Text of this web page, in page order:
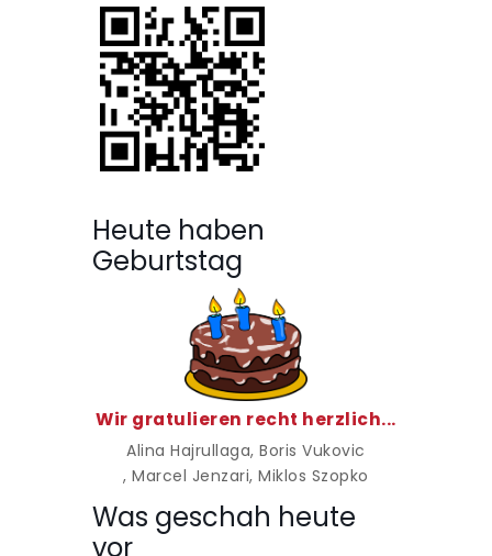
Heute haben
Geburtstag
Wir gratulieren recht herzlich...
Alina Hajrullaga, Boris Vukovic
, Marcel Jenzari, Miklos Szopko
Was geschah heute
vor